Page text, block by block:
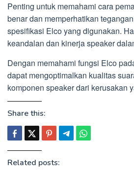
Penting untuk memahami cara
benar dan memperhatikan
spesifikasi Elco yang digunakan.
keandalan dan kinerja speaker
Dengan memahami fungsi Elco
dapat mengoptimalkan kualitas
komponen speaker dari kerusakan
Share this:
Related posts: